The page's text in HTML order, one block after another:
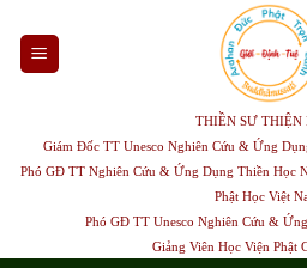
content
THIỀN SƯ THIỆN
Giám Đốc TT Unesco Nghiên Cứu & Ứng
Phó GĐ TT Nghiên Cứu & Ứng Dụng Thiền Học
Phật Học Việt
Phó GĐ TT Unesco Nghiên Cứu &
Giảng Viên Học Viện Phật